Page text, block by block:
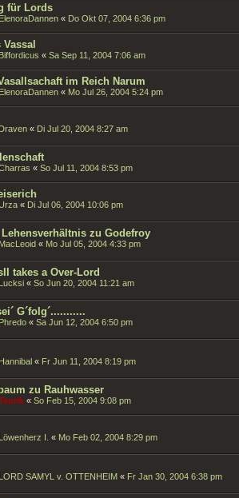
für Lords
ElenoraDannen « Do Okt 07, 2004 6:36 pm
Biffordicus « Sa Sep 11, 2004 7:06 am
im Reich Narum
ElenoraDannen « Mo Jul 26, 2004 5:24 pm
Draven « Di Jul 20, 2004 8:27 am
« So Jul 11, 2004 8:53 pm
« Di Jul 06, 2004 10:06 pm
zu Godefroy
MacLeoid « Mo Jul 05, 2004 4:33 pm
takes a Over-Lord
Lucksi « So Jun 20, 2004 11:21 am
G´folg´...........
Phredo « Sa Jun 12, 2004 6:50 pm
Hannibal « Fr Jun 11, 2004 8:19 pm
zu Rauhwasser
« So Feb 15, 2004 9:08 pm
Löwenherz I. « Mo Feb 02, 2004 8:29 pm
LORD SAMYL v. OTTENHEIM « Fr Jan 30, 2004 6:38 pm